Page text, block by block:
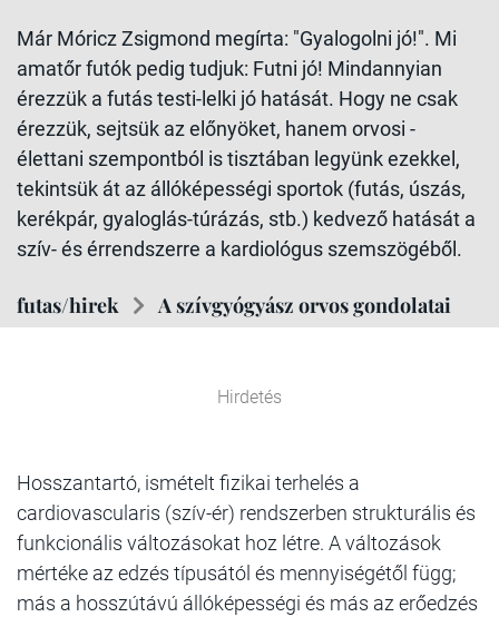
Már Móricz Zsigmond megírta: "Gyalogolni jó!". Mi
amatőr futók pedig tudjuk: Futni jó! Mindannyian
érezzük a futás testi-lelki jó hatását. Hogy ne csak
érezzük, sejtsük az előnyöket, hanem orvosi -
élettani szempontból is tisztában legyünk ezekkel,
tekintsük át az állóképességi sportok (futás, úszás,
kerékpár, gyaloglás-túrázás, stb.) kedvező hatását a
szív- és érrendszerre a kardiológus szemszögéből.
futas/hirek A szívgyógyász orvos gondolatai
Hirdetés
Hosszantartó, ismételt fizikai terhelés a
cardiovascularis (szív-ér) rendszerben strukturális és
funkcionális változásokat hoz létre. A változások
mértéke az edzés típusától és mennyiségétől függ;
más a hosszútávú állóképességi és más az erőedzés